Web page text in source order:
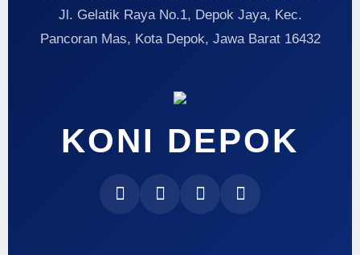
Jl. Gelatik Raya No.1, Depok Jaya, Kec.
Pancoran Mas, Kota Depok, Jawa Barat 16432
KONI DEPOK